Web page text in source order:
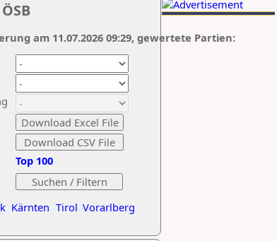
Kärnten Tirol Vorarlberg
Top 100
am 11.07.2026 09:29, gewertete Partien: